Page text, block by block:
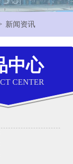
新闻资讯
中心
CENTER